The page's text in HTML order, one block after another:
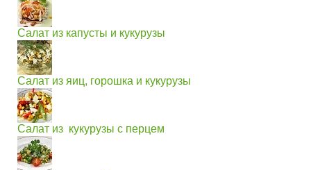
Салат из капусты и кукурузы
Салат из яиц, горошка и кукурузы
Салат из кукурузы с перцем